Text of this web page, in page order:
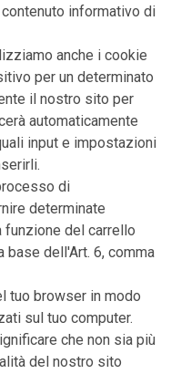
informativo di
anche i cookie
per un determinato
il nostro sito per
automaticamente
input e impostazioni
di
determinate
del carrello
dell'Art. 6, comma
tuo browser in modo
sul tuo computer.
che non sia più
del nostro sito